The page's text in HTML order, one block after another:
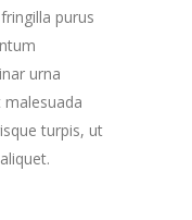
purus
urna
turpis, ut